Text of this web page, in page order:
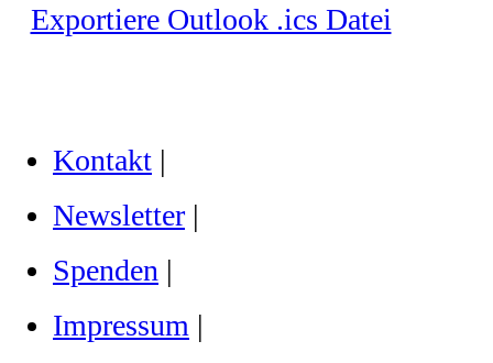
Exportiere Outlook .ics Datei
Kontakt |
Newsletter |
Spenden |
Impressum |